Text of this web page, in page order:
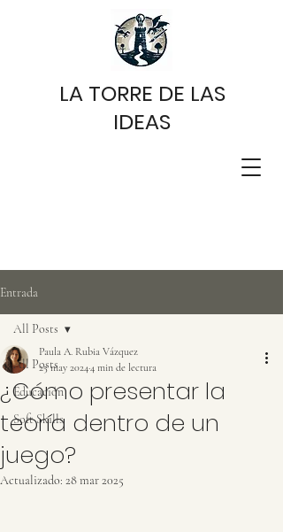
LA TORRE DE LAS
IDEAS
Entrada
All Posts
Educación
Soft Skills
All Posts
¿Cómo presentar la
teoría dentro de un
juego?
Paula A. Rubia Vázquez
25 may 20244 min de lectura
Actualizado: 28 mar 2025